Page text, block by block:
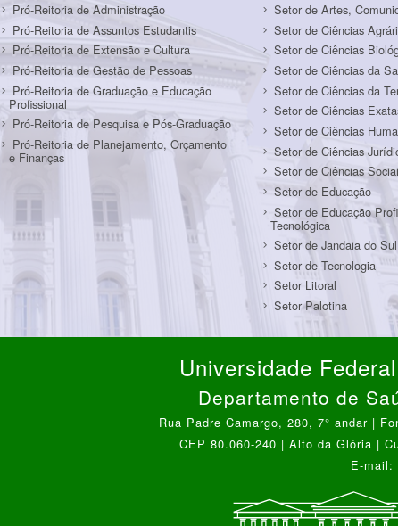
Pró-Reitoria de Administração
Pró-Reitoria de Assuntos Estudantis
Pró-Reitoria de Extensão e Cultura
Pró-Reitoria de Gestão de Pessoas
Pró-Reitoria de Graduação e Educação
Profissional
Pró-Reitoria de Pesquisa e Pós-Graduação
Pró-Reitoria de Planejamento, Orçamento
e Finanças
Setor de Artes,
Setor de Ciências
Setor de Ciências
Setor de Ciências da
Setor de Ciências da
Setor de Ciências
Setor de Ciências
Setor de Ciências
Setor de Ciências
Setor de Educação
Setor de Educação
Tecnológica
Setor de Jandaia do Sul
Setor de Tecnologia
Setor Litoral
Setor Palotina
Universidade
Departamento de
Rua Padre Camargo, 280, 7° andar |
CEP 80.060-240 | Alto da Glória |
E-mail: